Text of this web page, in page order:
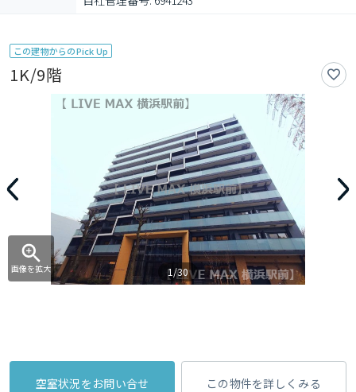
この建物からのPick Up
1K/9階
画像を拡大 1/30
空室状況をお問い合せ この物件を詳しくみる